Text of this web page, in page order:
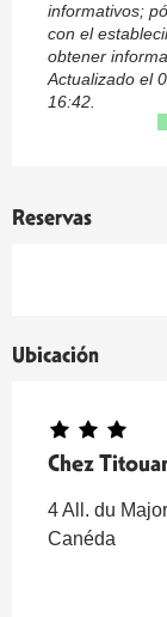
informativos;
con el
obtener
Actualizado el
16:42.
Reservas
Ubicación
Chez
4 All. du
Canéda